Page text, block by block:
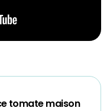
tomate maison